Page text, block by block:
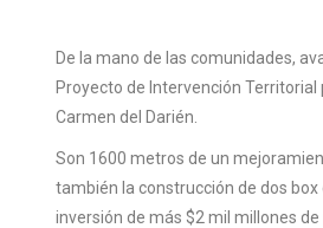
De la mano de las comunidades,
Proyecto de Intervención Territorial
Carmen del Darién.
Son 1600 metros de un
también la construcción de dos box
inversión de más $2 mil millones de